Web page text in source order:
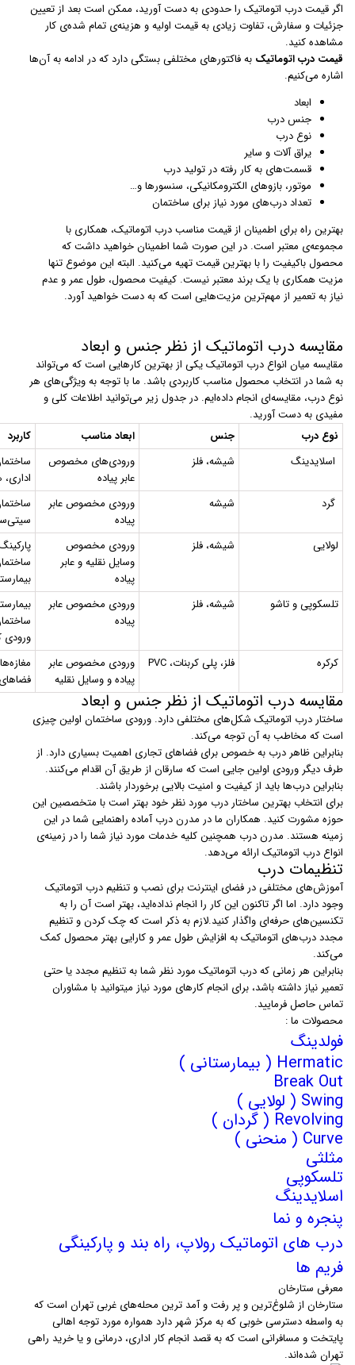
اگر قیمت درب اتوماتیک را حدودی به دست آورید،‌ ممکن است بعد از تعیین
جزئیات و سفارش، تفاوت زیادی به قیمت اولیه و هزینه‌ی تمام شده‌ی کار
مشاهده کنید.
قیمت درب اتوماتیک به فاکتورهای مختلفی بستگی دارد که در ادامه به آن‌ها
اشاره می‌کنیم.
ابعاد
جنس درب
نوع درب
یراق آلات و سایر
قسمت‌های به کار رفته در تولید درب
موتور،‌ بازوهای الکترومکانیکی، سنسورها و…
تعداد درب‌های مورد نیاز برای ساختمان
بهترین راه برای اطمینان از قیمت مناسب درب اتوماتیک، همکاری با
مجموعه‌ی معتبر است. در این صورت شما اطمینان خواهید داشت که
محصول باکیفیت را با بهترین قیمت تهیه می‌کنید. البته این موضوع تنها
مزیت همکاری با یک برند معتبر نیست. کیفیت محصول، طول عمر و عدم
نیاز به تعمیر از مهم‌ترین مزیت‌هایی است که به دست خواهید آورد.
مقایسه درب اتوماتیک از نظر جنس و ابعاد
مقایسه میان انواع درب اتوماتیک یکی از بهترین کارهایی است که می‌تواند
به شما در انتخاب محصول مناسب کاربردی باشد. ما با توجه به ویژگی‌های هر
نوع درب، مقایسه‌ای انجام داده‌ایم. در جدول زیر می‌توانید اطلاعات کلی و
مفیدی به دست آورید.
نوع درب
جنس ابعاد مناسب
کاربرد
اسلایدینگ
شیشه، فلز
ورودی‌های مخصوص
عابر پیاده
گرد
شیشه
ورودی مخصوص عابر
پیاده
لولایی
شیشه، فلز
ورودی مخصوص
وسایل نقلیه و عابر
پیاده
تلسکوپی و تاشو
شیشه، فلز
ورودی مخصوص عابر
پیاده
ورودی
کرکره
فلز، پلی کربنات، PVC
ورودی مخصوص عابر
پیاده و وسایل نقلیه
مقایسه درب اتوماتیک از نظر جنس و ابعاد
ساختار درب اتوماتیک شکل‌های مختلفی دارد. ورودی ساختمان اولین چیزی
است که مخاطب به آن توجه می‌کند.
بنابراین ظاهر درب به خصوص برای فضاهای تجاری اهمیت بسیاری دارد. از
طرف دیگر ورودی اولین جایی است که سارقان از طریق آن اقدام می‌کنند.
بنابراین درب‌ها باید از کیفیت و امنیت بالایی برخوردار باشند.
برای انتخاب بهترین ساختار درب مورد نظر خود بهتر است با متخصصین این
حوزه مشورت کنید. همکاران ما در مدرن درب آماده راهنمایی شما در این
زمینه هستند. مدرن درب همچنین کلیه خدمات مورد نیاز شما را در زمینه‌ی
انواع درب اتوماتیک ارائه می‌دهد.
تنظیمات درب
آموزش‌های مختلفی در فضای اینترنت برای نصب و تنظیم درب اتوماتیک
وجود دارد. اما اگر تاکنون این کار را انجام نداده‌اید، بهتر است آن را به
تکنسین‌های حرفه‌ای واگذار کنید.لازم به ذکر است که چک کردن و تنظیم
مجدد درب‌های اتوماتیک به افزایش طول عمر و کارایی بهتر محصول کمک
می‌کند.
بنابراین هر زمانی که درب اتوماتیک مورد نظر شما به تنظیم مجدد یا حتی
تعمیر نیاز داشته باشد، برای انجام کارهای مورد نیاز میتوانید با مشاوران
تماس حاصل فرمایید.
محصولات ما :
فولدینگ
Hermatic ( بیمارستانی )
Break Out
Swing ( لولایی )
Revolving ( گردان )
Curve ( منحنی )
مثلثی
تلسکوپی
اسلایدینگ
پنجره و نما
درب های اتوماتیک رولاپ، راه بند و پارکینگی
فریم ها
معرفی ستارخان
ستارخان از شلوغ‌ترین و پر رفت‌ و آمد ترین محله‌های غربی تهران است که
به واسطه دسترسی خوبی که به مرکز شهر دارد همواره مورد توجه اهالی
پایتخت و مسافرانی است که به قصد انجام کار اداری، درمانی و یا خرید راهی
تهران شده‌اند.